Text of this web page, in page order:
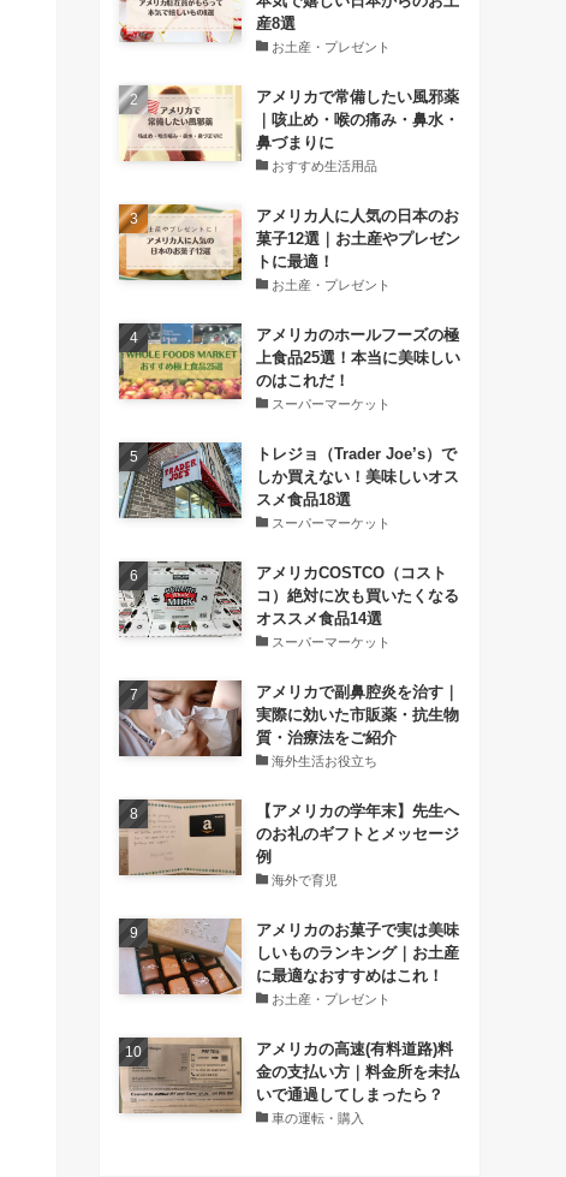
産8選
お土産・プレゼント
アメリカで常備したい風邪薬
｜咳止め・喉の痛み・鼻水・
鼻づまりに
おすすめ生活用品
アメリカ人に人気の日本のお
菓子12選｜お土産やプレゼン
トに最適！
お土産・プレゼント
アメリカのホールフーズの極
上食品25選！本当に美味しい
のはこれだ！
スーパーマーケット
トレジョ（Trader Joe’s）で
しか買えない！美味しいオス
スメ食品18選
スーパーマーケット
アメリカCOSTCO（コスト
コ）絶対に次も買いたくなる
オススメ食品14選
スーパーマーケット
アメリカで副鼻腔炎を治す｜
実際に効いた市販薬・抗生物
質・治療法をご紹介
海外生活お役立ち
【アメリカの学年末】先生へ
のお礼のギフトとメッセージ
例
海外で育児
アメリカのお菓子で実は美味
しいものランキング｜お土産
に最適なおすすめはこれ！
お土産・プレゼント
アメリカの高速(有料道路)料
金の支払い方｜料金所を未払
いで通過してしまったら？
車の運転・購入